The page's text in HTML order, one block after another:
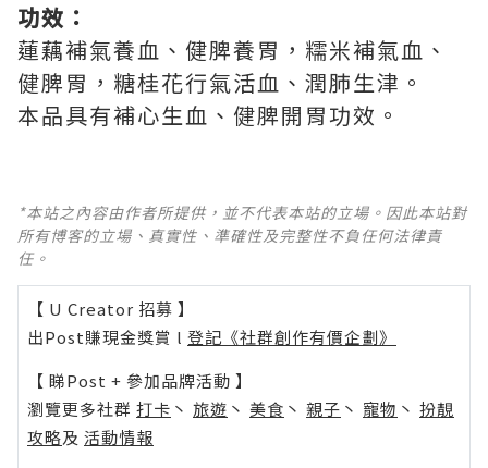
功效：
蓮藕補氣養血、健脾養胃，糯米補氣血、
健脾胃，糖桂花行氣活血、潤肺生津。
本品具有補心生血、健脾開胃功效。
*本站之內容由作者所提供，並不代表本站的立場。因此本站對
所有博客的立場、真實性、準確性及完整性不負任何法律責
任。
【 U Creator 招募 】
出Post賺現金獎賞 l 登記《社群創作有價企劃》
【 睇Post + 參加品牌活動 】
瀏覽更多社群 打卡 丶 旅遊 丶 美食 丶 親子 丶 寵物 丶 扮靚
攻略及 活動情報